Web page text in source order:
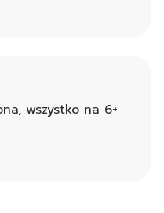
wszystko na 6+